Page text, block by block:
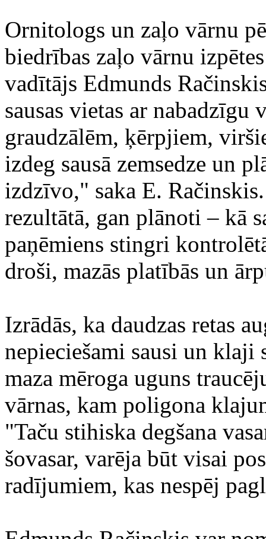
Ornitologs un zaļo vārnu
biedrības zaļo vārnu
vadītājs Edmunds
sausas vietas ar
graudzālēm, ķērpjiem,
izdeg sausā zemsedze un
izdzīvo," saka E.
rezultātā, gan plānoti – kā
paņēmiens stingri
droši, mazās platībās un
Izrādās, ka daudzas retas
nepieciešami sausi un
maza mēroga uguns
vārnas, kam poligona
"Taču stihiska degšana
šovasar, varēja būt visai
radījumiem, kas nespēj